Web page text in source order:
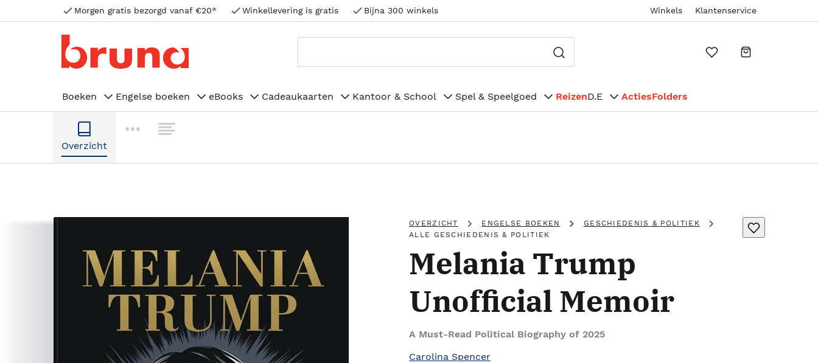
Morgen gratis bezorgd vanaf €20* Winkellevering is gratis Bijna 300 winkels Winkels Klantenservice
Boeken Engelse boeken eBooks Cadeaukaarten Kantoor & School Spel & Speelgoed ReizenD.E ActiesFolders
Overzicht
OVERZICHT ENGELSE BOEKEN
GESCHIEDENIS & POLITIEK
ALLE GESCHIEDENIS & POLITIEK
Melania Trump
Unofficial Memoir
A Must-Read Political Biography of 2025
Carolina Spencer